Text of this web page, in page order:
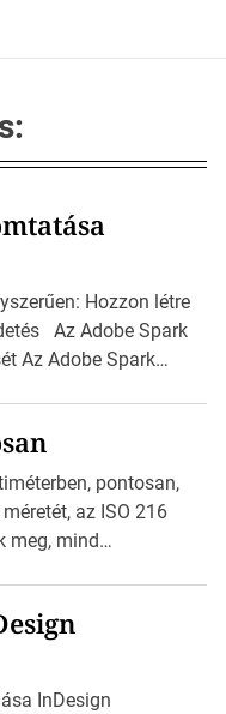
Hozzon létre
Az Adobe Spark
Az Adobe Spark
miközben
készítsünk címkét?
ki a kívánt címke
pontosan,
az ISO 216
meg, mind
Az amerikai és
216 nem
C0-tól […]
InDesign